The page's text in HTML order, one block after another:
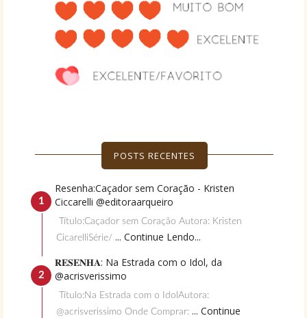
POSTS RECENTES
Resenha:Caçador sem Coração - Kristen
Ciccarelli @editoraarqueiro
Título:Caçador sem Coração Autora: Kristen
CicarelliSérie/ ... Continue Lendo...
𝐑𝐄𝐒𝐄𝐍𝐇𝐀: Na Estrada com o Idol, da
@acrisverissimo
Título:Na Estrada com o IdolAutora:
@acrisverissimo Onde Comprar: ... Continue